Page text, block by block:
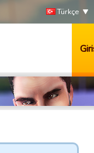
Türkçe